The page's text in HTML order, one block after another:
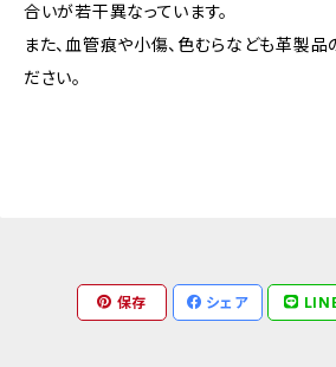
合いが若干異なっています。
また、血管痕や小傷、色むらなども革製品
ださい。
保存 シェア